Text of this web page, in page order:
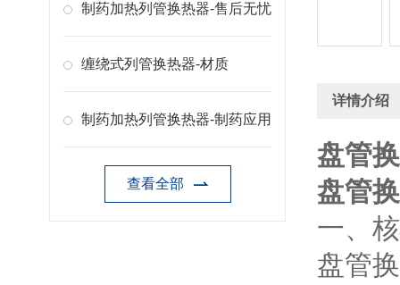
制药加热列管换热器-售后无忧
缠绕式列管换热器-材质
制药加热列管换热器-制药应用
查看全部
详情介绍
盘管
盘管
一、
盘管